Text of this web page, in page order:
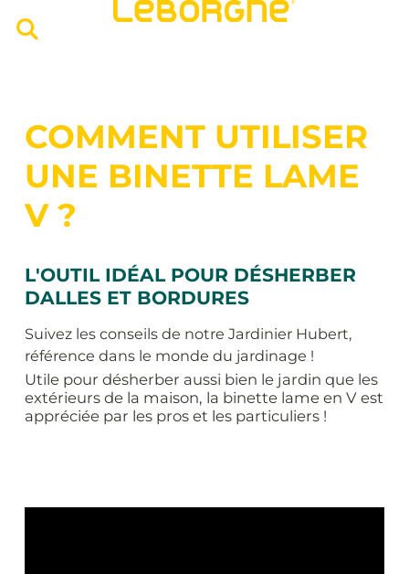
COMMENT UTILISER
UNE BINETTE LAME
V ?
L'OUTIL IDÉAL POUR DÉSHERBER
DALLES ET BORDURES
Suivez les conseils de notre Jardinier Hubert,
référence dans le monde du jardinage !
Utile pour désherber aussi bien le jardin que les
extérieurs de la maison, la binette lame en V est
appréciée par les pros et les particuliers !